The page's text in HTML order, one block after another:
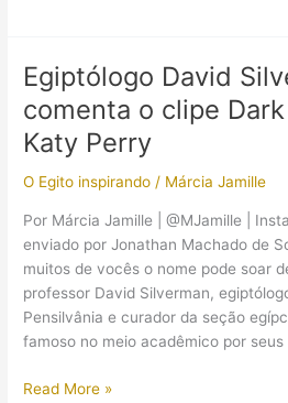
Maldição
de
Tutankamon,
Discovery
Egiptólogo David
comenta o clipe
Katy Perry
O Egito inspirando / Márcia Jamille
Por Márcia Jamille | @MJamille |
enviado por Jonathan Machado de
muitos de vocês o nome pode soar
professor David Silverman,
Pensilvânia e curador da seção
famoso no meio acadêmico por seus
Egiptólogo
Read More »